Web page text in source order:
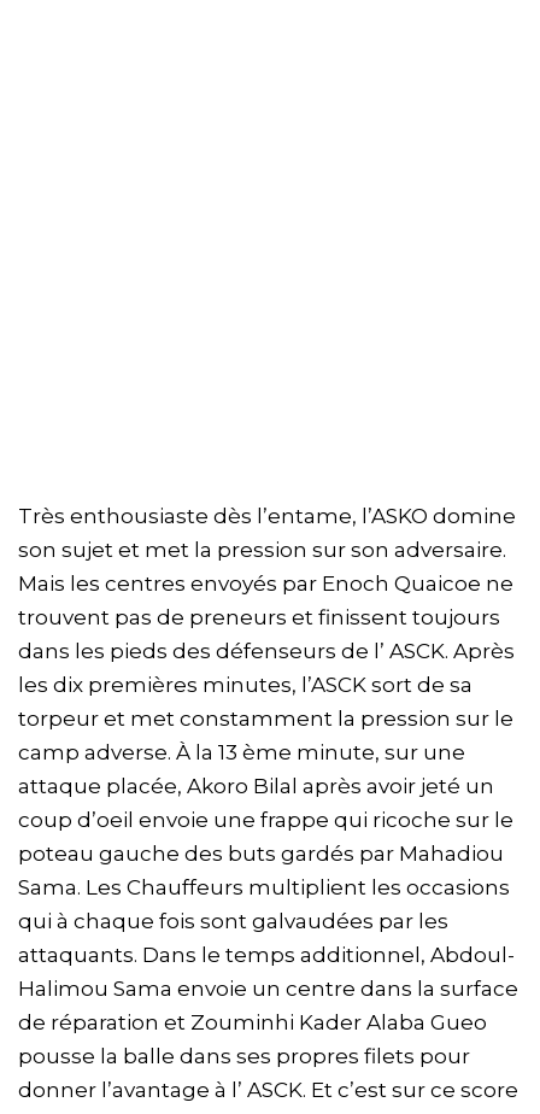
Très enthousiaste dès l’entame, l’ASKO domine
son sujet et met la pression sur son adversaire.
Mais les centres envoyés par Enoch Quaicoe ne
trouvent pas de preneurs et finissent toujours
dans les pieds des défenseurs de l’ ASCK. Après
les dix premières minutes, l’ASCK sort de sa
torpeur et met constamment la pression sur le
camp adverse. À la 13 ème minute, sur une
attaque placée, Akoro Bilal après avoir jeté un
coup d’oeil envoie une frappe qui ricoche sur le
poteau gauche des buts gardés par Mahadiou
Sama. Les Chauffeurs multiplient les occasions
qui à chaque fois sont galvaudées par les
attaquants. Dans le temps additionnel, Abdoul-
Halimou Sama envoie un centre dans la surface
de réparation et Zouminhi Kader Alaba Gueo
pousse la balle dans ses propres filets pour
donner l’avantage à l’ ASCK. Et c’est sur ce score